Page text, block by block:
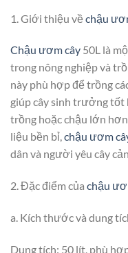
1. Giới thiệu về chậu
Chậu ươm cây 50L là
trong nông nghiệp và
này phù hợp để trồng
giúp cây sinh trưởng
trồng hoặc chậu lớn
liệu bền bỉ,chậu ươm
dân và người yêu cây
2. Đặc điểm của chậu
a. Kích thước và dung
Dung tích: 50 lít, phù